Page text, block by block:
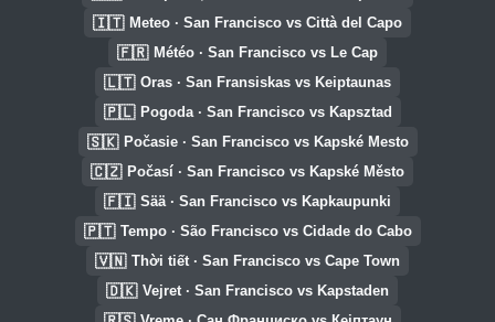
🇮🇹 Meteo · San Francisco vs Città del Capo
🇫🇷 Météo · San Francisco vs Le Cap
🇱🇹 Oras · San Fransiskas vs Keiptaunas
🇵🇱 Pogoda · San Francisco vs Kapsztad
🇸🇰 Počasie · San Francisco vs Kapské Mesto
🇨🇿 Počasí · San Francisco vs Kapské Město
🇫🇮 Sää · San Francisco vs Kapkaupunki
🇵🇹 Tempo · São Francisco vs Cidade do Cabo
🇻🇳 Thời tiết · San Francisco vs Cape Town
🇩🇰 Vejret · San Francisco vs Kapstaden